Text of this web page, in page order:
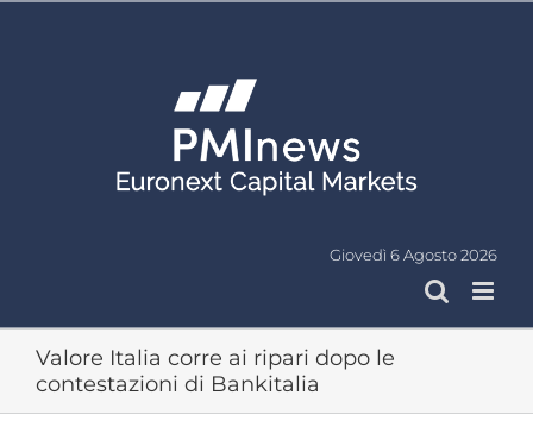
Giovedì 6 Agosto 2026
Valore Italia corre ai ripari dopo le
contestazioni di Bankitalia